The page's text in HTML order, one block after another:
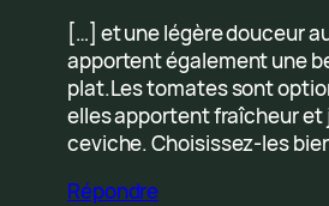
[…] et une légère douceur
apportent également une
plat.Les tomates sont
elles apportent fraîcheur et
ceviche. Choisissez-les
Répondre